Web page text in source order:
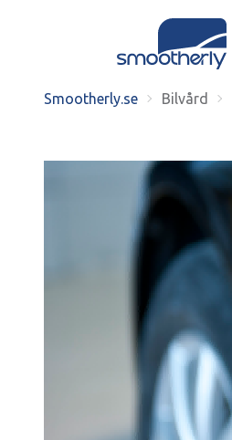
Smootherly.se Bilvård